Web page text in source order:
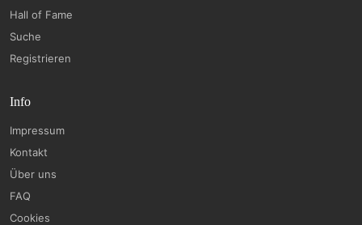
Hall of Fame
Suche
Registrieren
Info
Impressum
Kontakt
Über uns
FAQ
Cookies